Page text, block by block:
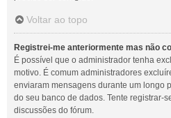
Voltar ao topo
Registrei-me anteriormente mas não
É possível que o administrador tenha
motivo. É comum administradores
enviaram mensagens durante um longo
do seu banco de dados. Tente registrar-
discussões do fórum.